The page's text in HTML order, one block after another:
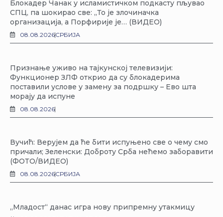
Блокадер Чанак у исламистичком подкасту пљувао
СПЦ, па шокирао све: „То је злочиначка
организација, а Порфирије је… (ВИДЕО)
08.08.2026СРБИЈА
Признање уживо на тајкунској телевизији:
Функционер ЗЛФ открио да су блокадерима
поставили услове у замену за подршку – Ево шта
морају да испуне
08.08.2026
Вучић: Верујем да ће бити испуњено све о чему смо
причали; Зеленски: Доброту Срба нећемо заборавити
(ФОТО/ВИДЕО)
08.08.2026СРБИЈА
„Младост“ данас игра нову припремну утакмицу